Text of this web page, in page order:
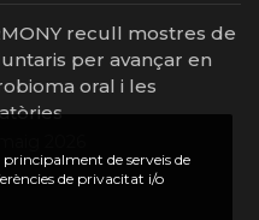
recull mostres de
per avançar en
oral i les
de serveis de
de privacitat i/o